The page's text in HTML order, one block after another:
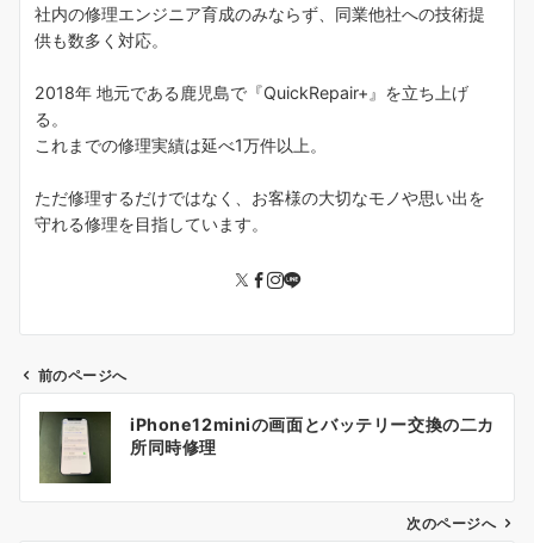
社内の修理エンジニア育成のみならず、同業他社への技術提
供も数多く対応。
2018年 地元である鹿児島で『QuickRepair+』を立ち上げ
る。
これまでの修理実績は延べ1万件以上。
ただ修理するだけではなく、お客様の大切なモノや思い出を
守れる修理を目指しています。
ビ
前のページへ
iPhone12miniの画面とバッテリー交換の二カ
所同時修理
次のページへ